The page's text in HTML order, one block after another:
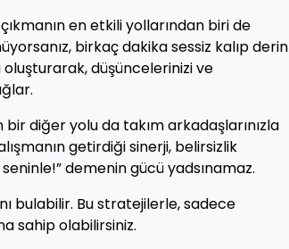
en etkili yollarından biri de
birkaç dakika sessiz kalıp derin
düşüncelerinizi ve
bir diğer yolu da takım arkadaşlarınızla
getirdiği sinerji, belirsizlik
demenin gücü yadsınamaz.
bulabilir. Bu stratejilerle, sadece
sahip olabilirsiniz.